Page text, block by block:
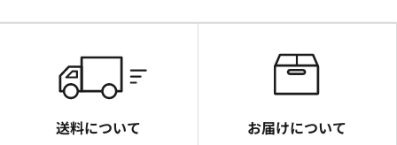
送料について お届けについて